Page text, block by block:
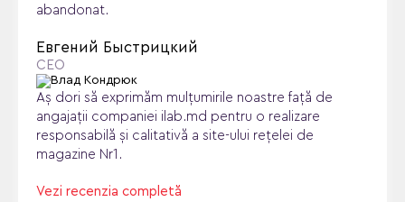
abandonat.
Евгений Быстрицкий
CEO
Aș dori să exprimăm mulțumirile noastre față de
angajații companiei ilab.md pentru o realizare
responsabilă și calitativă a site-ului rețelei de
magazine Nr1.
Vezi recenzia completă